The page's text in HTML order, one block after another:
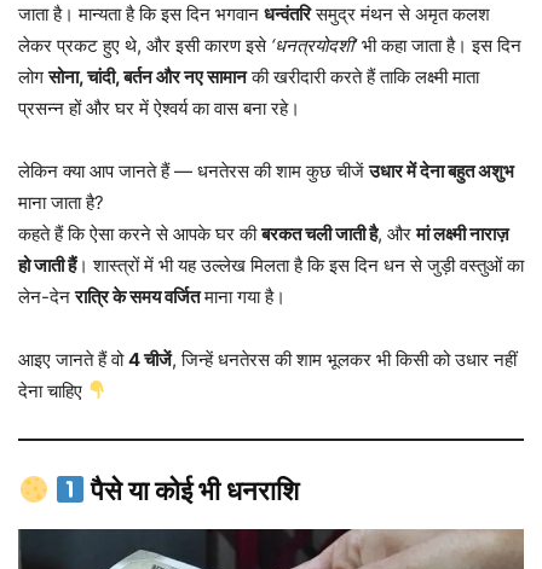
जाता है। मान्यता है कि इस दिन भगवान धन्वंतरिसमुद्र मंथन से अमृत कलश
लेकर प्रकट हुए थे, और इसी कारण इसे ‘धनत्रयोदशी’भी कहा जाता है। इस दिन
लोगसोना, चांदी, बर्तन और नए सामानकी खरीदारी करते हैं ताकि लक्ष्मी माता
प्रसन्न हों और घर में ऐश्वर्य का वास बना रहे।
लेकिन क्या आप जानते हैं — धनतेरस की शाम कुछ चीजेंउधार में देना बहुत अशुभ
माना जाता है?
कहते हैं कि ऐसा करने से आपके घर कीबरकत चली जाती है, औरमां लक्ष्मी नाराज़
हो जाती हैं। शास्त्रों में भी यह उल्लेख मिलता है कि इस दिन धन से जुड़ी वस्तुओं का
लेन-देनरात्रि के समय वर्जितमाना गया है।
आइए जानते हैं वो4 चीजें, जिन्हें धनतेरस की शाम भूलकर भी किसी को उधार नहीं
देना चाहिए
पैसे या कोई भी धनराशि